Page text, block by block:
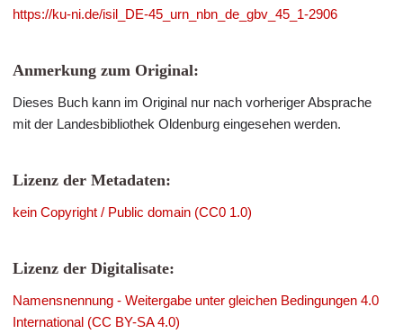
https://ku-ni.de/isil_DE-45_urn_nbn_de_gbv_45_1-2906
Anmerkung zum Original:
Dieses Buch kann im Original nur nach vorheriger Absprache
mit der Landesbibliothek Oldenburg eingesehen werden.
Lizenz der Metadaten:
kein Copyright / Public domain (CC0 1.0)
Lizenz der Digitalisate:
Namensnennung - Weitergabe unter gleichen Bedingungen 4.0
International (CC BY-SA 4.0)